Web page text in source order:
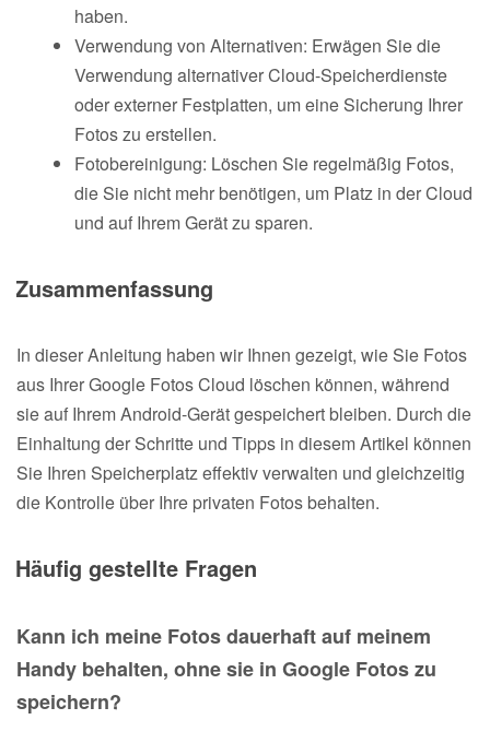
haben.
Verwendung von Alternativen: Erwägen Sie die
Verwendung alternativer Cloud-Speicherdienste
oder externer Festplatten, um eine Sicherung Ihrer
Fotos zu erstellen.
Fotobereinigung: Löschen Sie regelmäßig Fotos,
die Sie nicht mehr benötigen, um Platz in der Cloud
und auf Ihrem Gerät zu sparen.
Zusammenfassung
In dieser Anleitung haben wir Ihnen gezeigt, wie Sie Fotos
aus Ihrer Google Fotos Cloud löschen können, während
sie auf Ihrem Android-Gerät gespeichert bleiben. Durch die
Einhaltung der Schritte und Tipps in diesem Artikel können
Sie Ihren Speicherplatz effektiv verwalten und gleichzeitig
die Kontrolle über Ihre privaten Fotos behalten.
Häufig gestellte Fragen
Kann ich meine Fotos dauerhaft auf meinem
Handy behalten, ohne sie in Google Fotos zu
speichern?